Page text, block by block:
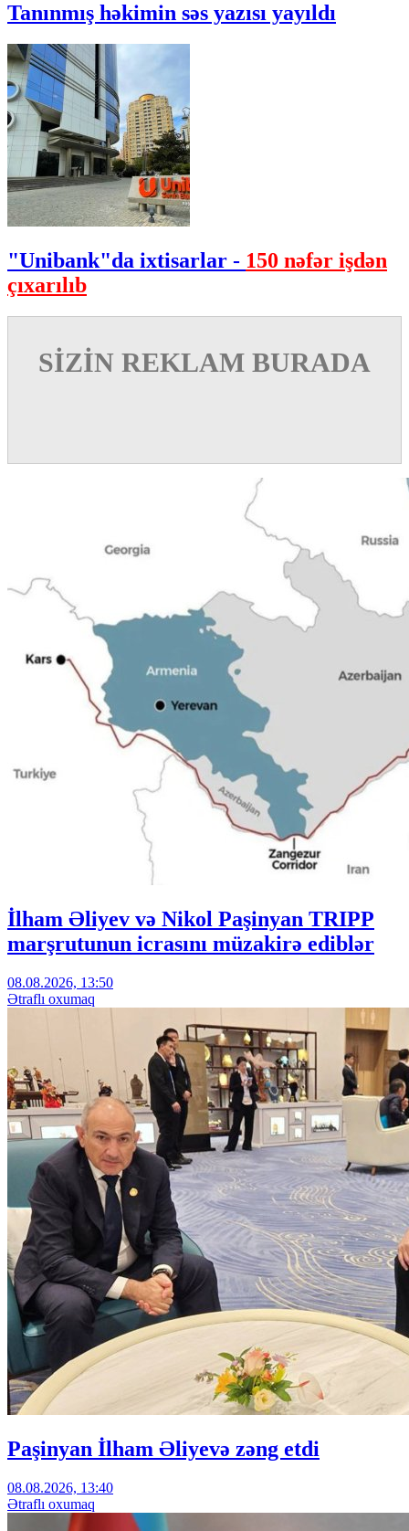
Tanınmış həkimin səs yazısı yayıldı
"Unibank"da ixtisarlar - 150 nəfər işdən
çıxarılıb
SİZİN REKLAM BURADA
İlham Əliyev və Nikol Paşinyan TRIPP
marşrutunun icrasını müzakirə ediblər
08.08.2026, 13:50
Ətraflı oxumaq
Paşinyan İlham Əliyevə zəng etdi
08.08.2026, 13:40
Ətraflı oxumaq